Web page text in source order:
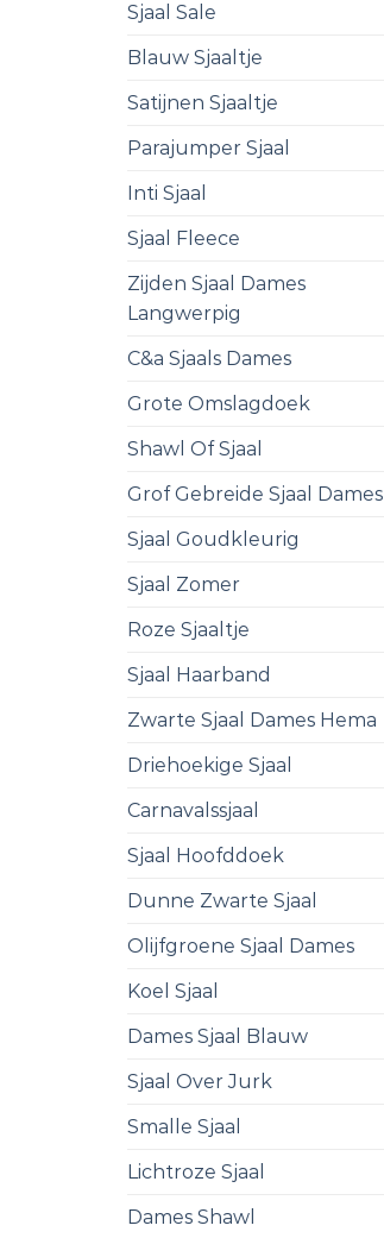
Sjaal Sale
Blauw Sjaaltje
Satijnen Sjaaltje
Parajumper Sjaal
Inti Sjaal
Sjaal Fleece
Zijden Sjaal Dames
Langwerpig
C&a Sjaals Dames
Grote Omslagdoek
Shawl Of Sjaal
Grof Gebreide Sjaal Dames
Sjaal Goudkleurig
Sjaal Zomer
Roze Sjaaltje
Sjaal Haarband
Zwarte Sjaal Dames Hema
Driehoekige Sjaal
Carnavalssjaal
Sjaal Hoofddoek
Dunne Zwarte Sjaal
Olijfgroene Sjaal Dames
Koel Sjaal
Dames Sjaal Blauw
Sjaal Over Jurk
Smalle Sjaal
Lichtroze Sjaal
Dames Shawl